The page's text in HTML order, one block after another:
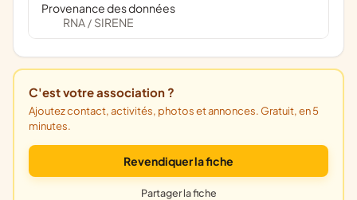
Provenance des données
RNA / SIRENE
C'est votre association ?
Ajoutez contact, activités, photos et annonces. Gratuit, en 5
minutes.
Revendiquer la fiche
Partager la fiche